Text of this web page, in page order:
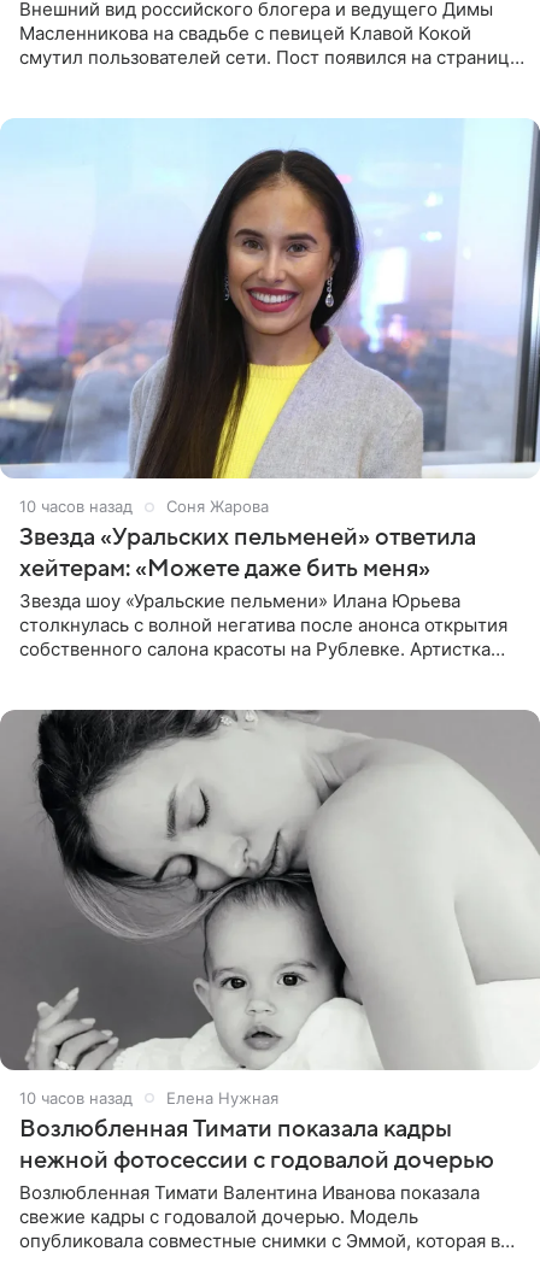
Внешний вид российского блогера и ведущего Димы
Масленникова на свадьбе с певицей Клавой Кокой
смутил пользователей сети. Пост появился на странице
10 часов назад Соня Жарова
Звезда «Уральских пельменей» ответила
хейтерам: «Можете даже бить меня»
Звезда шоу «Уральские пельмени» Илана Юрьева
столкнулась с волной негатива после анонса открытия
собственного салона красоты на Рублевке. Артистка
10 часов назад Елена Нужная
Возлюбленная Тимати показала кадры
нежной фотосессии с годовалой дочерью
Возлюбленная Тимати Валентина Иванова показала
свежие кадры с годовалой дочерью. Модель
опубликовала совместные снимки с Эммой, которая в